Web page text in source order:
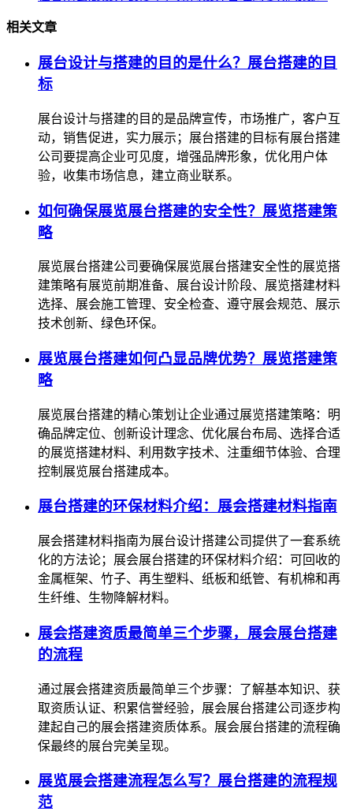
相关文章
展台设计与搭建的目的是什么？展台搭建的目
标
展台设计与搭建的目的是品牌宣传，市场推广，客户互
动，销售促进，实力展示；展台搭建的目标有展台搭建
公司要提高企业可见度，增强品牌形象，优化用户体
验，收集市场信息，建立商业联系。
如何确保展览展台搭建的安全性？展览搭建策
略
展览展台搭建公司要确保展览展台搭建安全性的展览搭
建策略有展览前期准备、展台设计阶段、展览搭建材料
选择、展会施工管理、安全检查、遵守展会规范、展示
技术创新、绿色环保。
展览展台搭建如何凸显品牌优势？展览搭建策
略
展览展台搭建的精心策划让企业通过展览搭建策略：明
确品牌定位、创新设计理念、优化展台布局、选择合适
的展览搭建材料、利用数字技术、注重细节体验、合理
控制展览展台搭建成本。
展台搭建的环保材料介绍：展会搭建材料指南
展会搭建材料指南为展台设计搭建公司提供了一套系统
化的方法论；展会展台搭建的环保材料介绍：可回收的
金属框架、竹子、再生塑料、纸板和纸管、有机棉和再
生纤维、生物降解材料。
展会搭建资质最简单三个步骤，展会展台搭建
的流程
通过展会搭建资质最简单三个步骤：了解基本知识、获
取资质认证、积累信誉经验，展会展台搭建公司逐步构
建起自己的展会搭建资质体系。展会展台搭建的流程确
保最终的展台完美呈现。
展览展会搭建流程怎么写？展台搭建的流程规
范